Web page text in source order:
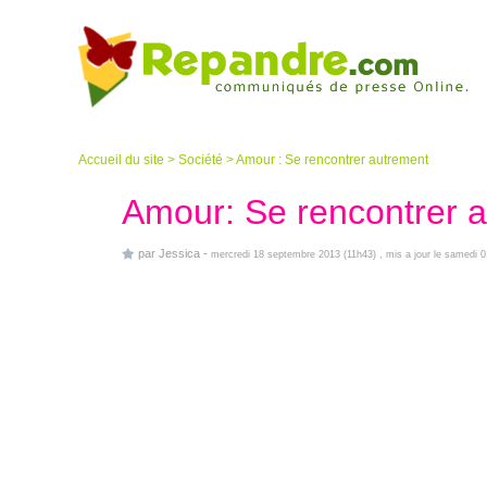
Accueil du site > Société >Amour : Se rencontrer autrement
Amour: Se rencontrer
par Jessica - mercredi 18 septembre 2013 (11h43) , mis a jour le samedi